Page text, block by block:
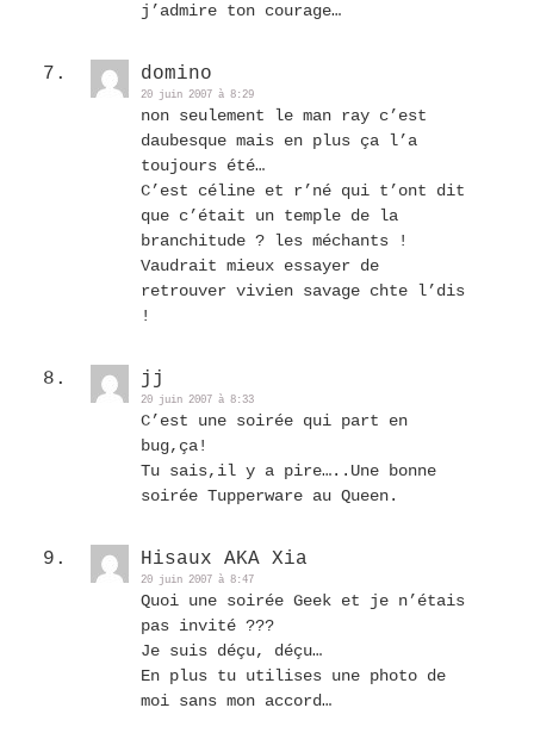
j’admire ton courage…
domino
20 juin 2007 à 8:29
non seulement le man ray c’est
daubesque mais en plus ça l’a
toujours été…
C’est céline et r’né qui t’ont dit
que c’était un temple de la
branchitude ? les méchants !
Vaudrait mieux essayer de
retrouver vivien savage chte l’dis
!
jj
20 juin 2007 à 8:33
C’est une soirée qui part en
bug,ça!
Tu sais,il y a pire…..Une bonne
soirée Tupperware au Queen.
Hisaux AKA Xia
20 juin 2007 à 8:47
Quoi une soirée Geek et je n’étais
pas invité ???
Je suis déçu, déçu…
En plus tu utilises une photo de
moi sans mon accord…